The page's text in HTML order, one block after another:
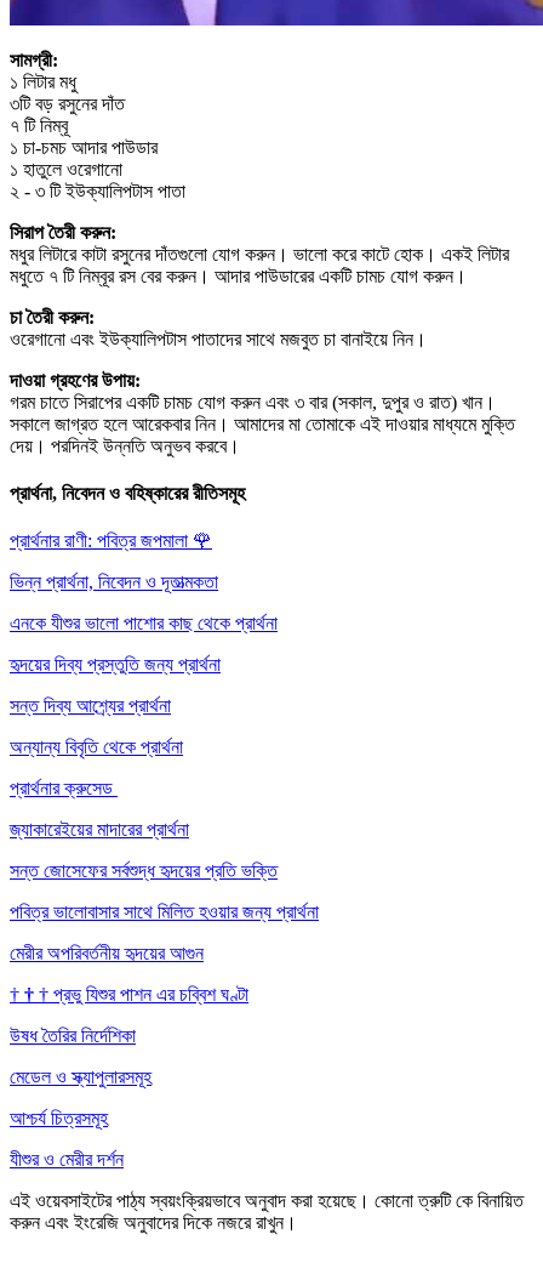
সামগ্রী:
১ লিটার মধু
৩টি বড় রসুনের দাঁত
৭ টি নিম্বূ
১ চা-চমচ আদার পাউডার
১ হাতুলে ওরেগানো
২ - ৩ টি ইউক্যালিপটাস পাতা
সিরাপ তৈরী করুন:
মধুর লিটারে কাটা রসুনের দাঁতগুলো যোগ করুন। ভালো করে কাটে হোক। একই লিটার
মধুতে ৭ টি নিম্বূর রস বের করুন। আদার পাউডারের একটি চামচ যোগ করুন।
চা তৈরী করুন:
ওরেগানো এবং ইউক্যালিপটাস পাতাদের সাথে মজবুত চা বানাইয়ে নিন।
দাওয়া গ্রহণের উপায়:
গরম চাতে সিরাপের একটি চামচ যোগ করুন এবং ৩ বার (সকাল, দুপুর ও রাত) খান।
সকালে জাগ্রত হলে আরেকবার নিন। আমাদের মা তোমাকে এই দাওয়ার মাধ্যমে মুক্তি
দেয়। পরদিনই উন্নতি অনুভব করবে।
প্রার্থনা, নিবেদন ও বহিষ্কারের রীতিসমূহ
প্রার্থনার রাণী: পবিত্র জপমালা 🌹
ভিন্ন প্রার্থনা, নিবেদন ও দূতাত্মকতা
এনকে যীশুর ভালো পাশোর কাছ থেকে প্রার্থনা
হৃদয়ের দিব্য প্রস্তুতি জন্য প্রার্থনা
সন্ত দিব্য আশ্র্যের প্রার্থনা
অন্যান্য বিবৃতি থেকে প্রার্থনা
প্রার্থনার ক্রুসেড
জ্যাকারেইয়ের মাদারের প্রার্থনা
সন্ত জোসেফের সর্বশুদ্ধ হৃদয়ের প্রতি ভক্তি
পবিত্র ভালোবাসার সাথে মিলিত হওয়ার জন্য প্রার্থনা
মেরীর অপরিবর্তনীয় হৃদয়ের আগুন
† † † প্রভু যিশুর পাশন এর চব্বিশ ঘণ্টা
উষধ তৈরির নির্দেশিকা
মেডেল ও স্ক্যাপুলারসমূহ
আশ্চর্য চিত্রসমূহ
যীশুর ও মেরীর দর্শন
এই ওয়েবসাইটের পাঠ্য স্বয়ংক্রিয়ভাবে অনুবাদ করা হয়েছে। কোনো ত্রুটি কে বিনায়িত
করুন এবং ইংরেজি অনুবাদের দিকে নজরে রাখুন।